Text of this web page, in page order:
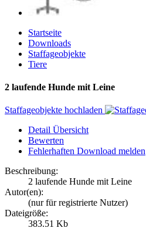
Startseite
Downloads
Staffageobjekte
Tiere
2 laufende Hunde mit Leine
Staffageobjekte hochladen
Detail Übersicht
Bewerten
Fehlerhaften Download melden
Beschreibung:
2 laufende Hunde mit Leine
Autor(en):
(nur für registrierte Nutzer)
Dateigröße:
383.51 Kb